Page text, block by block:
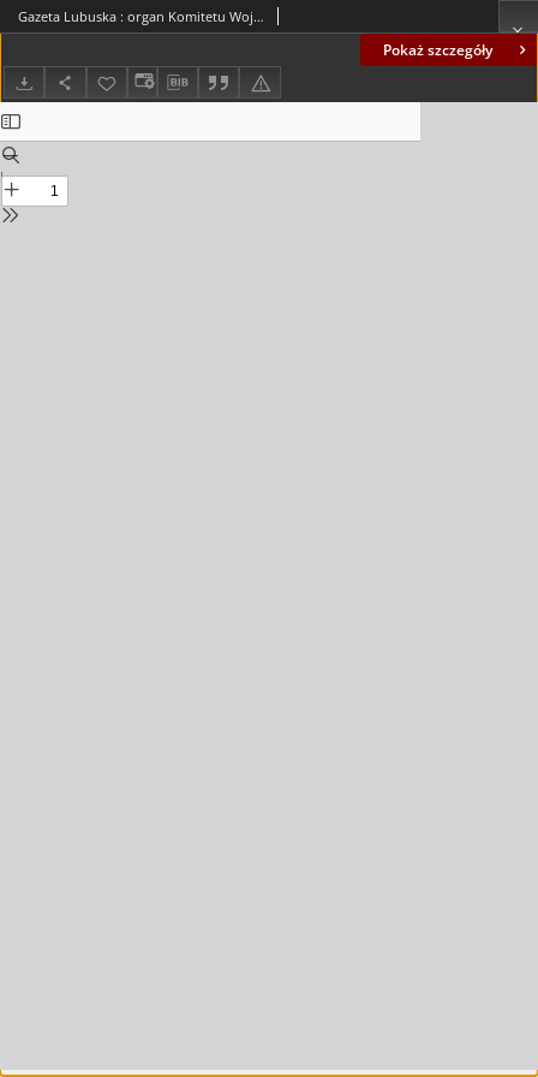
Pokaż szczegóły
Gazeta Lubuska : organ Komitetu Wojewódzkiego Polskiej Zjednoczonej Partii Robotniczej R. II Nr 203 (29 lipca 1949). - Wyd. ABC